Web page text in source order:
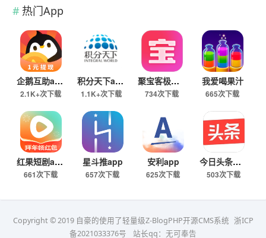
热门App
企鹅互助app
2.1K+次下载
积分天下app
1.1K+次下载
聚宝客极速版
734次下载
我爱喝果汁
665次下载
红果短剧app
661次下载
星斗推app
657次下载
安利app
625次下载
今日头条极速版下载
503次下载
Copyright © 2019 自豪的使用了轻量级Z-BlogPHP开源CMS系统 浙ICP
备2021033376号
站长qq：无可奉告